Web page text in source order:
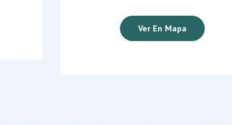
Ver En Mapa